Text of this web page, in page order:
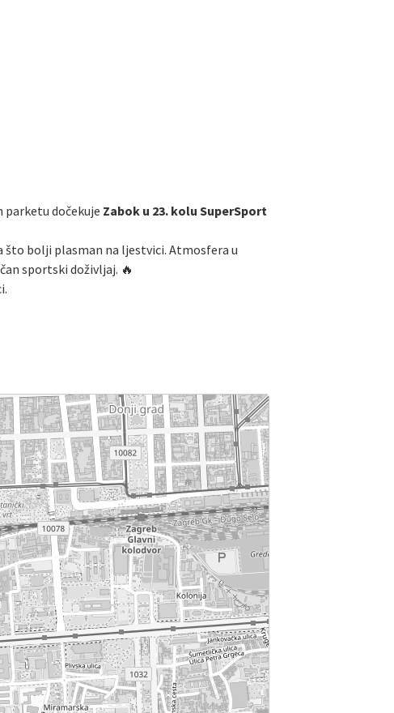
parketu dočekuje Zabok u 23. kolu SuperSport
što bolji plasman na ljestvici. Atmosfera u
sportski doživljaj. 🔥